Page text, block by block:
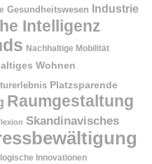
Gesundheitswesen Industrie
Intelligenz
Nachhaltige Mobilität
Wohnen
Platzsparende
Raumgestaltung
Skandinavisches
Innovationen